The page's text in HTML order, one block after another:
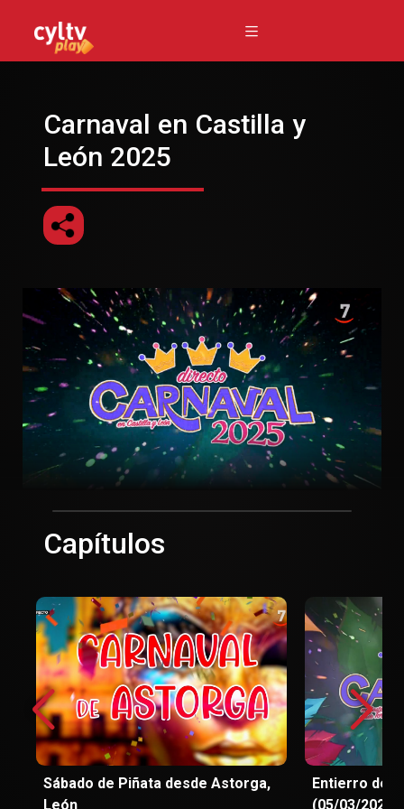
Carnaval en Castilla y
León 2025
Capítulos
Sábado de Piñata desde Astorga,
León
Entierro de
(05/03/2025)